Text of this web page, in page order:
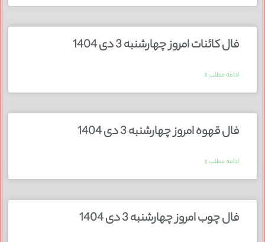
فال کائنات امروز چهارشنبه 3 دی 1404
ادامه مطلب »
فال قهوه امروز چهارشنبه 3 دی 1404
ادامه مطلب »
فال چوب امروز چهارشنبه 3 دی 1404